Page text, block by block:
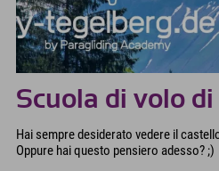
Scuola di volo di
Hai sempre desiderato vedere il
Oppure hai questo pensiero adesso? ;)